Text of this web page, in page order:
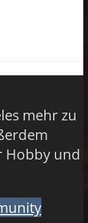
mehr zu
Hobby und